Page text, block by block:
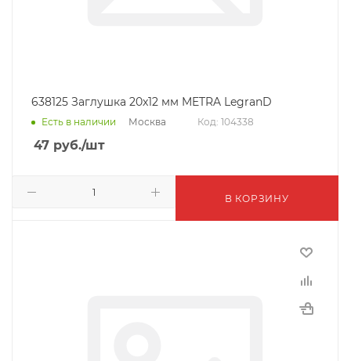
638125 Заглушка 20x12 мм METRA LegranD
Есть в наличии Москва Код: 104338
47 руб./шт
В КОРЗИНУ